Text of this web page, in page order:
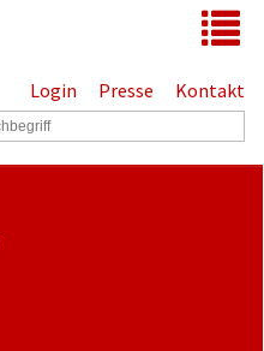
Login Presse Kontakt